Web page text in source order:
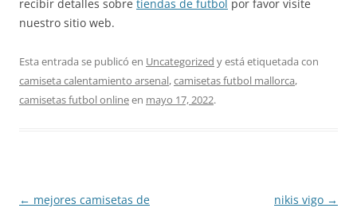
recibir detalles sobre tiendas de futbol por favor visite
nuestro sitio web.
Esta entrada se publicó en Uncategorized y está etiquetada con
camiseta calentamiento arsenal,camisetas futbol mallorca,
camisetas futbol onlineen mayo 17, 2022.
Navegación
← mejores camisetas de nikis vigo →